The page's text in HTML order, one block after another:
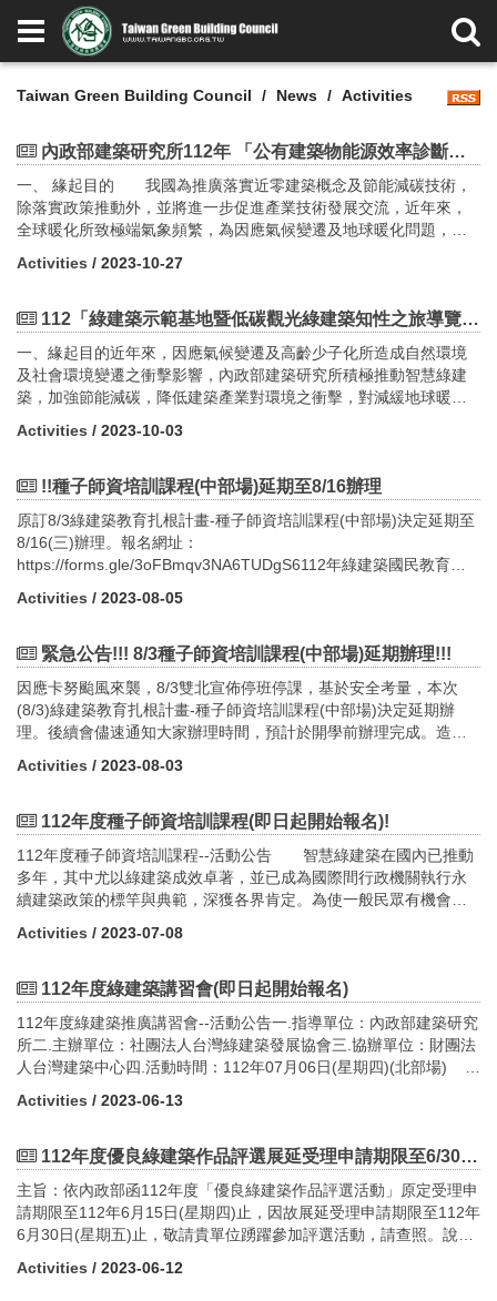
Taiwan Green Building Council News Activities
內政部建築研究所112年 「公有建築物能源效率診斷評估 觀摩會」(即日起開始報名)
一、 緣起目的 我國為推廣落實近零建築概念及節能減碳技術，
除落實政策推動外，並將進一步促進產業技術發展交流，近年來，
全球暖化所致極端氣象頻繁，為因應氣候變遷及地球暖化問題，全
提出於2050年達成碳中和或淨零排放之倡議，各國針對所屬之交通
策措施及策略。而臺灣身為世界公民的一員，以實際行動向國際展
考IEA及國際發展概念推動淨零建築，建築部門淨零排放目標為：
（1） 2030年公有新建建築物達建築能效1級或近零碳建築；（2）
2040年50%既有建築物更新為建築能效1級或近零碳建築；（3）
2050年100%新建建築物及超過85%既有建築物為近零碳建築，由公
築物能源效率，本所依據行政院核定之前瞻基礎建設計畫第4期
（112-113年）公共建設類「我國推動淨零建築與應用推廣計畫」六
大推動策略中之（4）公私協力全民參與推動淨零建築發展，分年分
階段辦理既有公有建築物能源效率診斷評估計畫，同時為了使業界
及民眾了解建築節能減碳及能源效率提升之相關技術及設計手法，
優良節能案例建置內容，讓與會者實際體驗及進一步了解近零建築
強化近零建築節能減碳技術之應用及推廣宣導目的。 本活動希
望透過案例現場交流觀摩，實地體驗各項近零建築設計手法與技術
應用，使目前正在參與或規劃中各類建築及實證場域單位相互觀摩
學習，縮短學習曲線，歡迎各級政府（機關）、各級學校單位人
員、相關業界先進及一般民眾踴躍報名參加!二、 預期效益 本次
講習會預計透過3場次的舉辦，呈現政府公有建築政策能源效率診斷
象：(一) 中央政府機關、各地直轄市、縣（市）政府暨所屬單位人
員。(二) 建築師、電機技師、土木技師、冷凍空調技師及相關公協
會團體會員。(三) 產官學研相關單位、近零相關廠商之從業人員及
一般民眾。(四) 各場次擬開放名額35名，額滿為止。四、 開課時間
場人數控管，不接受現場報名)(一) 第一場次觀摩擬訂於112年11月
擬訂於112年11月23日(星期四)第一商業銀行總行大樓辦理(報名滿
額)。(三) 第三場次觀摩擬訂於112年11月30日(星期四)綠能科技示
範場域辦理。五、 報名方法(一) 報名截止時間：第一場次：112年
11月02日（星期五）(活動已結束)第二場次：112年11月21日（星
期二）(報名額滿)第三場次：112年11月28日（星期二）(報名額滿)
(二) 報名費用、名額及方式：報名費用及名額：本次報名費用免
用GOOGLE表單建立報名表，讓學員詳細寫資料，以利製作及核發
相關積分證明。(三) 聯絡方式：社團法人台灣綠建築發展協會鄭先
生連絡電話：02-8667-6111#141傳真號碼：02-8667-6222連絡地
址：新北市新店區民權路95號3樓E-MAIL：
平安保險，故報名表需要留下參與人員姓名、電話、E-MAIL、身份
Activities / 2023-10-27
112「綠建築示範基地暨低碳觀光綠建築知性之旅導覽解說人員培訓課程」 開始報名~
一、緣起目的近年來，因應氣候變遷及高齡少子化所造成自然環境
及社會環境變遷之衝擊影響，內政部建築研究所積極推動智慧綠建
築，加強節能減碳，降低建築產業對環境之衝擊，對減緩地球暖化
觀念並推廣擴展，具體呈現臺灣綠建築政策落實之成果。本培訓課
導覽解說人員的綠建築知識與解說能力，達到未來解說之完整性與
參訪導覽並積極宣導及推廣。二、預期效益本次培訓課程透過2場
次，每場次為期3天的實體課程舉辦，可提升綠建築示範基地參訪及
低碳觀光綠建築旅遊之導覽解說人員的綠建築基本認知、加強解說
品質，使民眾藉由參訪活動之過程，將綠建築設計概念與節能減碳
範基地」參訪：邀請現有示範基地解說講師、綠建築講師、各示範
基地之設計單位及各建築相關公(協)會所屬會員派人員參訓。（二）
「低碳觀光綠建築」旅遊：邀請現有低碳綠建築知性之旅導覽人
員、社團法人臺灣生態旅遊協會、中華民國觀光領隊協會、中華民
國觀光導遊協會、旅行業同業公會，且需具備帶團經驗及領有導遊
日(星期三、四、五)舉辦活動 (南部場)-10月26、
日起至112年10月16日（星期一）止。 (南部場)-
即日起至112年10月23日（星期一）止。（三）報名方式： 採線上
報名：https://reurl.cc/gaD837（四）本次採實體上課辦理，限名40
額。（五）參訓證明發放認定：每場次為期3天的課程，以參加場次
為主。示範基地解說講師：只需參加基礎課程與參訪課程(2天)。低
碳綠建築導遊：需全程參加培訓課程(3天)。 五、 課程相關證明(一)
規劃內政部建築研究所綠建築示範基地暨低碳觀光綠建築知性之旅
導覽解說人員培訓課程（第一天）日期地點課程內容時間講師備註
112年10月18日（星期三）(北)112年10月26日（星期四）(南)
大坪林聯合開發大樓第二講習教室(北)國立成功大學運璿綠建築科技
淨零建築政策推廣內政部建築研究所30min10：3012：00綠建築減
餐13：3015：00逐步邁向淨零的木構建築作品王銘顯建築師(北部
場)90min陳冠帆技師(南部場)15：0015：10休息時間15：1016：
40綠建築解說導覽技巧陳海曙副教授90min結束 內政部建築研究所
綠建築示範基地暨低碳觀光綠建築知性之旅導覽解說人員培訓課程
（第二天）日期地點課程內容時間講師備註112年10月19日（星期
四）(北)112年10月27日（星期五）(南)大坪林聯合開發大樓第二講
Activities / 2023-10-03
!!種子師資培訓課程(中部場)延期至8/16辦理
原訂8/3綠建築教育扎根計畫-種子師資培訓課程(中部場)決定延期至
8/16(三)辦理。報名網址：
https://forms.gle/3oFBmqv3NA6TUDgS6112年綠建築國民教育種
10日（星期四）高雄市政府鳳山行政中心大禮堂 （中區）延期至
112年8月23日（星期三）新北市政府511簡報室13：0013：20報
與淨零建築政策推廣內政部建築研究所薦派20min13：4515：15綠
建築九大指標概述及數位教材解說國立政治大學地政學系孫振義教
授90min15：1515：25休 息15：2516：15既有國民中小學校園改
善案例介紹國立臺北科技大學建築系邵文政教授50min16：1516：
港國小中區：台中市大坑國小北區：新北市新市國小南區：劉木賢
建築師 中區：黃文彬建築師 北區：石昭永建築師50min17：1517：
30綜合討論
Activities / 2023-08-05
緊急公告!!! 8/3種子師資培訓課程(中部場)延期辦理!!!
因應卡努颱風來襲，8/3雙北宣佈停班停課，基於安全考量，本次
(8/3)綠建築教育扎根計畫-種子師資培訓課程(中部場)決定延期辦
理。後續會儘速通知大家辦理時間，預計於開學前辦理完成。造成
Activities / 2023-08-03
112年度種子師資培訓課程(即日起開始報名)!
112年度種子師資培訓課程--活動公告 智慧綠建築在國內已推動
多年，其中尤以綠建築成效卓著，並已成為國際間行政機關執行永
續建築政策的標竿與典範，深獲各界肯定。為使一般民眾有機會親
者專家建議，環境教育宣導應融入學校課程從小扎根，以深入影響
作以深入國小納入環境教育，以及透過網路雲端以達到有效普及應
綠建築概念，本次與新北市教育局、臺中市教育局、高雄市教育局
合作規劃培訓課程，擬舉辦北中南3場「綠建築種子師資培訓」，課
程規劃上以綠建築數位教材解說為主，配合既有校園改善案例、綠
建築校園案例，結合成一套系統以利參與之學校教育行政人員進行
綠建築發展協會三.協辦單位：新北市教育局、臺中市教育局、高雄
市教育局四.開課時間及地點： (一)中部場：112年08月03日(星
期四)13:00-17:30 台灣建築中心台中分部會議室(臺中市西區台灣大
道二段536號12樓) (二)南部場：112年08月10日(星期四)13:00-
17:30 高雄市政府鳳山行政中心大禮堂(高雄市鳳山區光復路二段
17:30 新北市政府511簡報室(新北市板橋區中山路1段161號)五.課程
Activities / 2023-07-08
112年度綠建築講習會(即日起開始報名)
112年度綠建築推廣講習會--活動公告一.指導單位：內政部建築研究
所二.主辦單位：社團法人台灣綠建築發展協會三.協辦單位：財團法
人台灣建築中心四.活動時間：112年07月06日(星期四)(北部場)
月21日(星期五)(南部場)五.開課時間及地點： (一)112年07月06
新店區北新路三段200號)舉辦 (二)112年07月14日(星期五)(中
富路213號20樓之11（CBD時代廣場）)舉辦 (三)112年07月21
日(星期五)(南部場)-以國立成功大學運璿綠建築科技大樓崇華廳(台
南市東區小東路25號（力行校區）)舉辦六.邀請對象： 1.全臺
各縣市之建築師公會及其從業人員。 2.全臺各縣市之空調、土
Activities / 2023-06-13
112年度優良綠建築作品評選展延受理申請期限至6/30止!!
主旨：依內政部函112年度「優良綠建築作品評選活動」原定受理申
請期限至112年6月15日(星期四)止，因故展延受理申請期限至112年
6月30日(星期五)止，敬請貴單位踴躍參加評選活動，請查照。說
理。2.本協會112年4月13日台綠協字第1120000010號函諒達。 為
Activities / 2023-06-12